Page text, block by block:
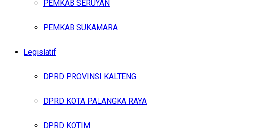
PEMKAB SERUYAN
PEMKAB SUKAMARA
Legislatif
DPRD PROVINSI KALTENG
DPRD KOTA PALANGKA RAYA
DPRD KOTIM